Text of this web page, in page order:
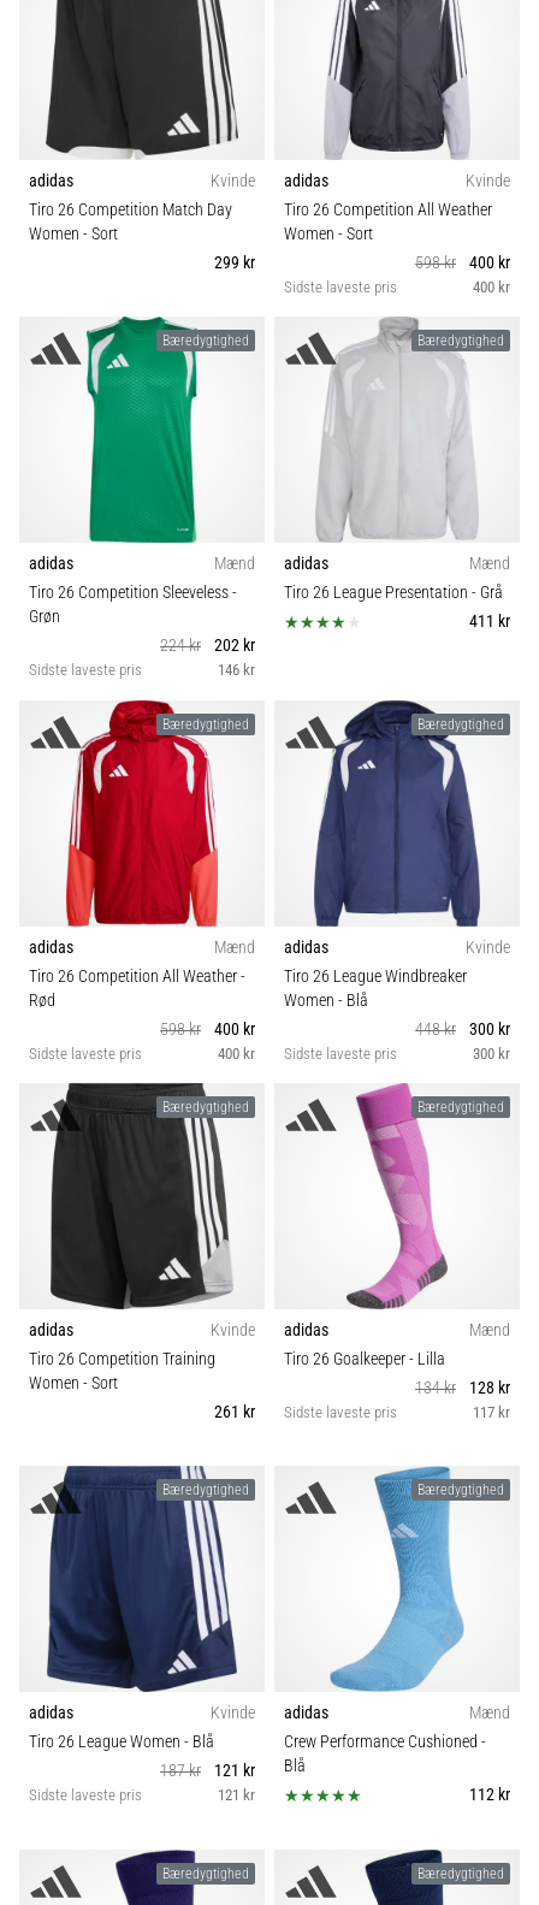
fodboldstøvler
kontrol
touch
11teamsports
Play
for
Victories
kvindernes
EM
2025
officielle
støvler
adidas
PUMA.
en
del
af
kamp,
Vis
alle
Størrelse
Teamsales
Boldtype
Klubber
Disciplin
Funktion
Handske pasform
Sæson
Bæredygtige
Teknologi
Vægt (g)
adidas
Kvinde
Tiro 26 Competition Match Day
Women - Sort
299 kr
adidas
Kvinde
Tiro 26 Competition All Weather
Women - Sort
598 kr
400 kr
Sidste laveste pris 400 kr
Bæredygtighed
adidas
Mænd
Tiro 26 Competition Sleeveless-
Grøn
224 kr
202 kr
Sidste laveste pris 146 kr
Bæredygtighed
adidas
Mænd
Tiro 26 League Presentation - Grå
411 kr
Bæredygtighed
adidas
Mænd
Tiro 26 Competition All Weather-
Rød
598 kr
400 kr
Sidste laveste pris 400 kr
Bæredygtighed
adidas
Kvinde
Tiro 26 League Windbreaker
Women - Blå
448 kr
300 kr
Sidste laveste pris 300 kr
Bæredygtighed
adidas
Kvinde
Tiro 26 Competition Training
Women - Sort
261 kr
Bæredygtighed
adidas
Mænd
Tiro 26 Goalkeeper- Lilla
134 kr
128 kr
Sidste laveste pris 117 kr
Bæredygtighed
adidas
Kvinde
Tiro 26 League Women - Blå
187 kr
121 kr
Sidste laveste pris 121 kr
Bæredygtighed
adidas
Mænd
Crew Performance Cushioned -
Blå
112 kr
Bæredygtighed Bæredygtighed